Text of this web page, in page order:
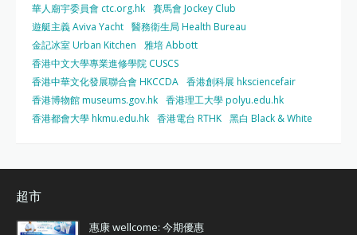
華人廟宇委員會 ctc.org.hk 賽馬會 Jockey Club
遊艇主義 Aviva Yacht 醫務衛生局 Health Bureau
金記冰室 Urban Kitchen
雅培 Abbott
香港中文大學專業進修學院 CUSCS
香港中華文化發展聯合會 HKCCDA 香港創科展 hksciencefair
香港博物館 museums.gov.hk 香港理工大學 polyu.edu.hk
香港都會大學 hkmu.edu.hk 香港電台 RTHK 黑白 Black & White
超市
惠康 wellcome: 今期優惠